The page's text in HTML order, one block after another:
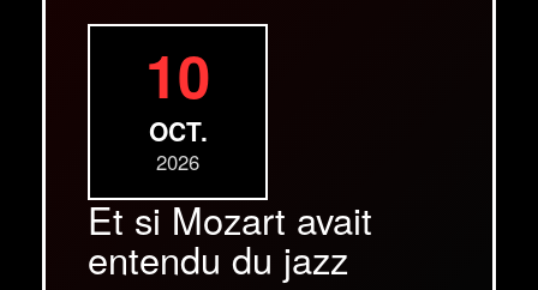
10
OCT.
2026
Et si Mozart avait
entendu du jazz